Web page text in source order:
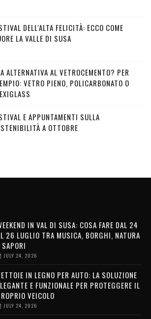
DELL'ALTA FELICITÀ: ECCO COME
LA VALLE DI SUSA
ALTERNATIVA AL VETROCEMENTO? PER
VETRO PIENO, POLICARBONATO O
E APPUNTAMENTI SULLA
A OTTOBRE
IN VAL DI SUSA: COSA FARE DAL 24
26 LUGLIO TRA MUSICA, BORGHI, NATURA
SAPORI
JULY 24, 2026
IN LEGNO PER AUTO: LA SOLUZIONE
E FUNZIONALE PER PROTEGGERE IL
VEICOLO
JULY 24, 2026